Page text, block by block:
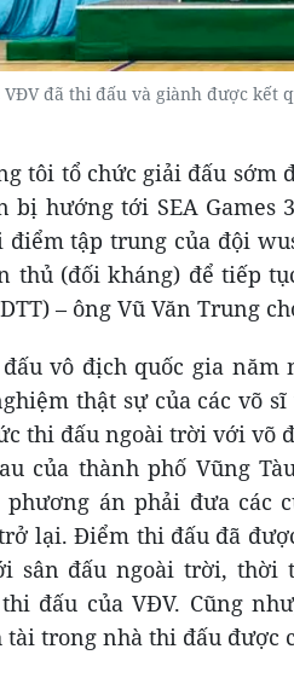
VĐV đã thi đấu và giành được kết
tôi tổ chức giải đấu sớm
bị hướng tới SEA Games
điểm tập trung của đội
thủ (đối kháng) để tiếp
– ông Vũ Văn Trung
đấu vô địch quốc gia
thật sự của các võ
thi đấu ngoài trời với võ
của thành phố Vũng
phương án phải đưa các
lại. Điểm thi đấu đã
sân đấu ngoài trời, thời
đấu của VĐV. Cũng
tài trong nhà thi đấu được